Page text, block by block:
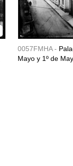
0057FMHA -
Mayo y 1º de